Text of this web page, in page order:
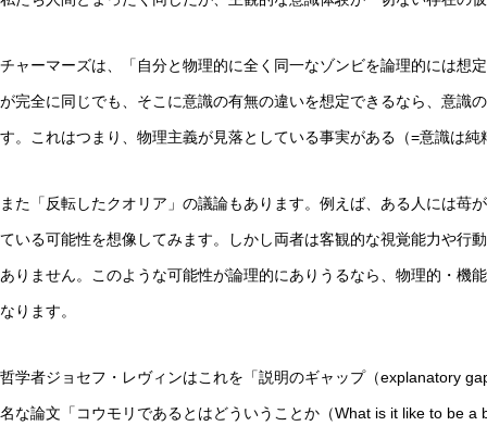
チャーマーズは、「自分と物理的に全く同一なゾンビを論理的には想
が完全に同じでも、そこに意識の有無の違いを想定できるなら、意識
す。これはつまり、物理主義が見落としている事実がある（=意識は
また「反転したクオリア」の議論もあります。例えば、ある人には苺
ている可能性を想像してみます。しかし両者は客観的な視覚能力や行
ありません。このような可能性が論理的にありうるなら、物理的・機
なります。
哲学者ジョセフ・レヴィンはこれを「説明のギャップ（explanatory
名な論文「コウモリであるとはどういうことか（What is it like to be